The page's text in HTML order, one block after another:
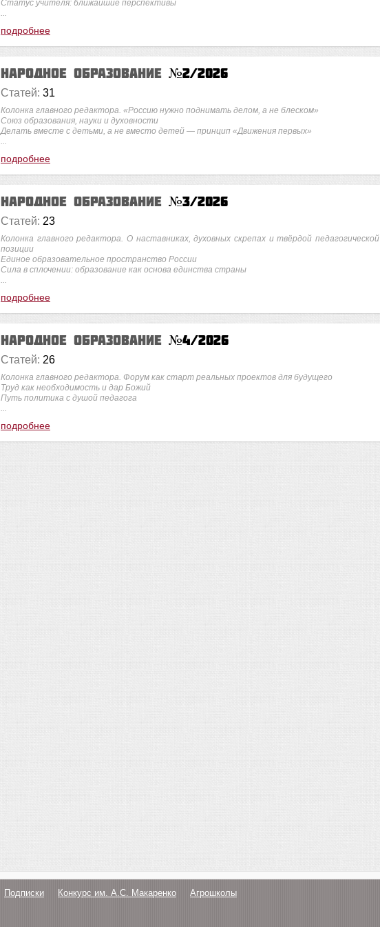
Статус учителя: ближайшие перспективы
подробнее
Народное образование №2/2026
Статей: 31
Колонка главного редактора. «Россию нужно поднимать делом, а не блеском»
Союз образования, науки и духовности
Делать вместе с детьми, а не вместо детей — принцип «Движения первых»
подробнее
Народное образование №3/2026
Статей: 23
Колонка главного редактора. О наставниках, духовных скрепах и твёрдой педагогической
позиции
Единое образовательное пространство России
Сила в сплочении: образование как основа единства страны
подробнее
Народное образование №4/2026
Статей: 26
Колонка главного редактора. Форум как старт реальных проектов для будущего
Труд как необходимость и дар Божий
Путь политика с душой педагога
подробнее
Подписки Конкурс им. А.С. Макаренко Агрошколы